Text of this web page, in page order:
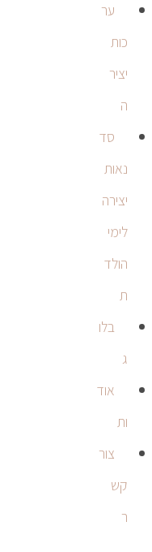
ער
כות
יציר
ה
סד
נאות
יצירה
לימי
הולד
ת
בלו
ג
אוד
ות
צור
קש
ר